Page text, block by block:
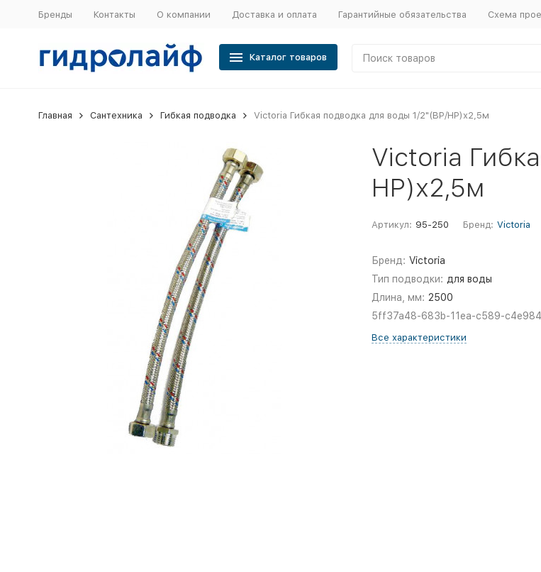
Бренды Контакты О компании Доставка и оплата Гарантийные обязательства Схема
Каталог товаров
Главная Сантехника Гибкая подводка Victoria Гибкая подводка для воды 1/2"(ВР/НР)х2,5м
Victoria
НР)х2,5м
Артикул: 95-250 Бренд: Victoria
Бренд: Victoria
Тип подводки: для воды
Длина, мм: 2500
5ff37a48-683b-11ea-c589-
Все характеристики